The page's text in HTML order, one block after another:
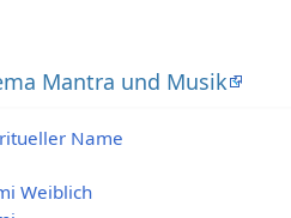
Mantra und Musik
Name
Weiblich